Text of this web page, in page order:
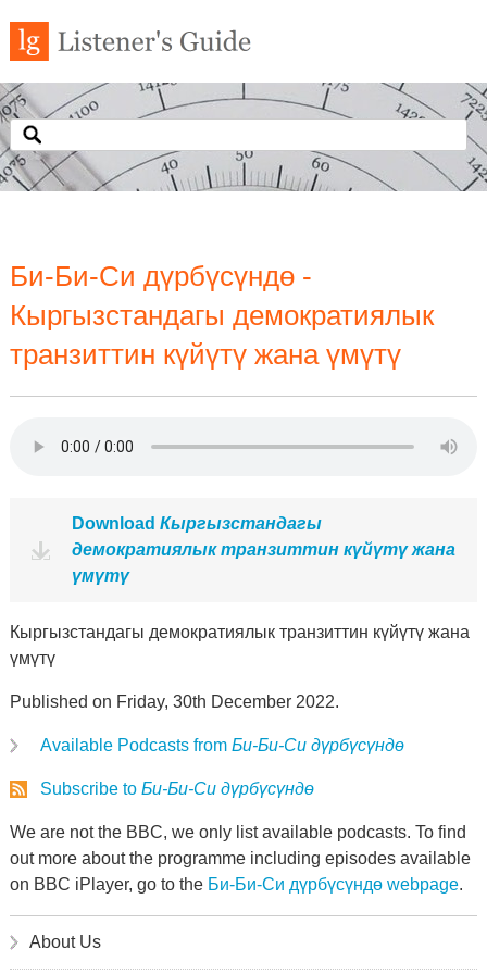
Би-Би-Си дүрбүсүндө -
Кыргызстандагы демократиялык
транзиттин күйүтү жана үмүтү
Download Кыргызстандагы
демократиялык транзиттин күйүтү жана
үмүтү
Кыргызстандагы демократиялык транзиттин күйүтү жана
үмүтү
Published on Friday, 30th December 2022.
Available Podcasts from Би-Би-Си дүрбүсүндө
Subscribe to Би-Би-Си дүрбүсүндө
We are not the BBC, we only list available podcasts. To find
out more about the programme including episodes available
on BBC iPlayer, go to the Би-Би-Си дүрбүсүндө webpage.
About Us